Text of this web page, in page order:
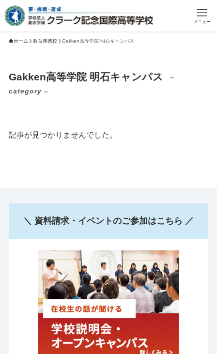
メニュー
ホーム 教育連携校 Gakken高等学院 明石キャンパス
Gakken高等学院 明石キャンパス
–
category –
記事が見つかりませんでした。
＼ 資料請求・イベントのご参加はこちら ／